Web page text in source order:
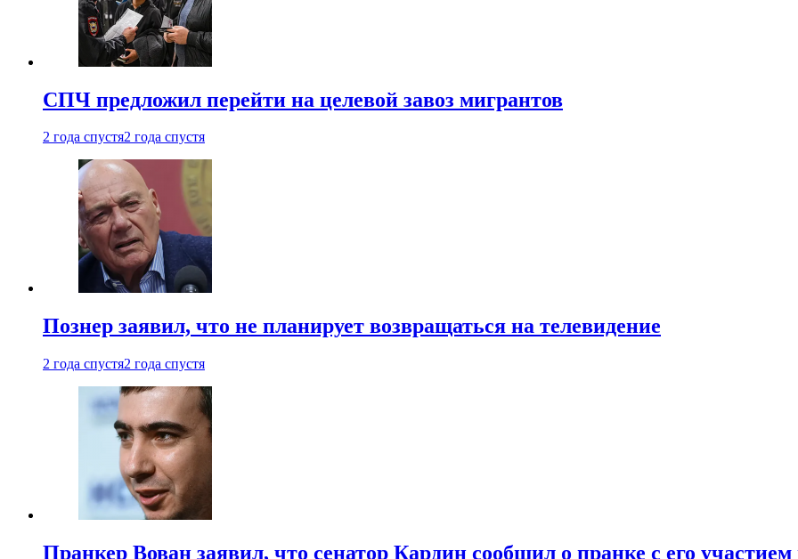
СПЧ предложил перейти на целевой завоз мигрантов
2 года спустя2 года спустя
Познер заявил, что не планирует возвращаться на телевидение
2 года спустя2 года спустя
Пранкер Вован заявил, что сенатор Кардин сообщил о пранке с его